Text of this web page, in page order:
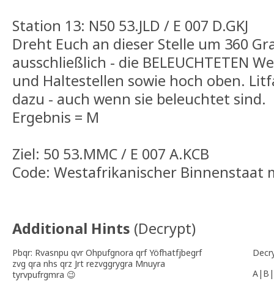
Station 13: N50 53.JLD / E 007 D.GKJ
Dreht Euch an dieser Stelle um 360
ausschließlich - die BELEUCHTETEN
und Haltestellen sowie hoch oben.
dazu - auch wenn sie beleuchtet sind.
Ergebnis = M
Ziel: 50 53.MMC / E 007 A.KCB
Code: Westafrikanischer Binnenstaat
Additional Hints (Decrypt)
Pbqr: Rvasnpu qvr Ohpufgnora qrf Yöfhatfjbegrf
zvg qra nhs qrz Jrt rezvggrygra Mnuyra
tyrvpufrgmra 😉